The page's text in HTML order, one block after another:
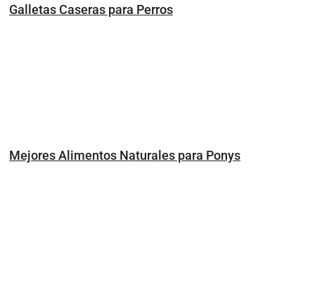
Galletas Caseras para Perros
Mejores Alimentos Naturales para Ponys